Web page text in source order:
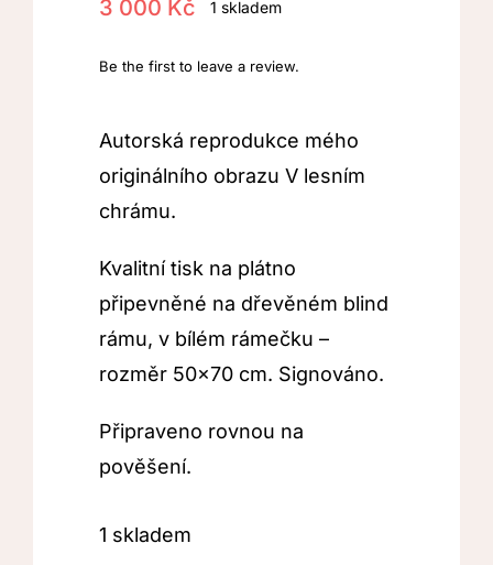
3 000 Kč 1 skladem
Be the first to leave a review.
Autorská reprodukce mého
originálního obrazu V lesním
chrámu.
Kvalitní tisk na plátno
připevněné na dřevěném blind
rámu, v bílém rámečku –
rozměr 50×70 cm. Signováno.
Připraveno rovnou na
pověšení.
1 skladem